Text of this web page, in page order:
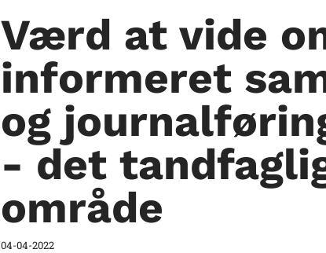
Værd at vide
informeret
og
- det
område
04-04-2022